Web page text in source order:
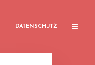
DATENSCHUTZ